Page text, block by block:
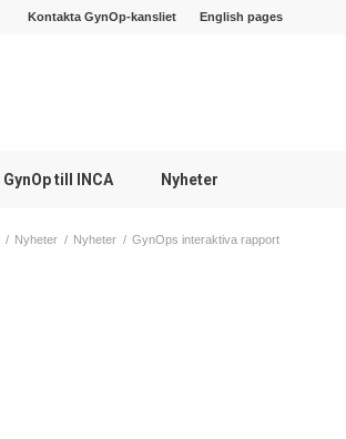
Kontakta GynOp-kansliet English pages
GynOp till INCA Nyheter
/ Nyheter / Nyheter / GynOps interaktiva rapport